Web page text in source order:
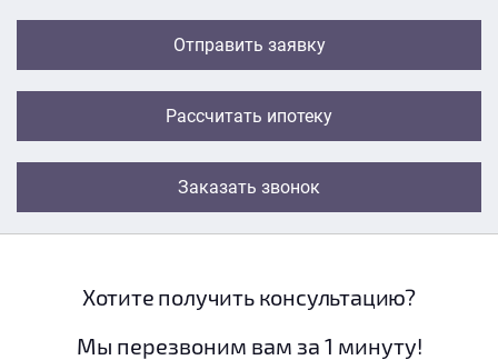
Отправить заявку
Рассчитать ипотеку
Заказать звонок
Хотите получить консультацию?
Мы перезвоним вам за 1 минуту!